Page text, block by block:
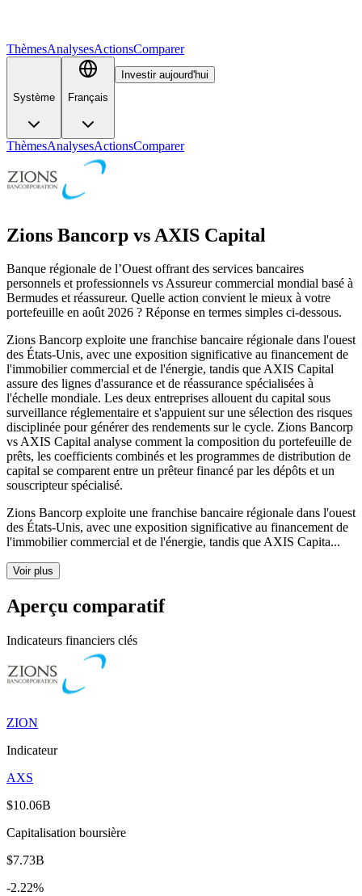
ThèmesAnalysesActionsComparer
Système Français
Investir aujourd'hui
ThèmesAnalysesActionsComparer
Zions Bancorp vs AXIS Capital
Banque régionale de l’Ouest offrant des services bancaires
personnels et professionnels vs Assureur commercial mondial basé à
Bermudes et réassureur. Quelle action convient le mieux à votre
portefeuille en août 2026 ? Réponse en termes simples ci-dessous.
Zions Bancorp exploite une franchise bancaire régionale dans l'ouest
des États-Unis, avec une exposition significative au financement de
l'immobilier commercial et de l'énergie, tandis que AXIS Capital
assure des lignes d'assurance et de réassurance spécialisées à
l'échelle mondiale. Les deux entreprises allouent du capital sous
surveillance réglementaire et s'appuient sur une sélection des risques
disciplinée pour générer des rendements sur le cycle. Zions Bancorp
vs AXIS Capital analyse comment la composition du portefeuille de
prêts, les coefficients combinés et les programmes de distribution de
capital se comparent entre un prêteur financé par les dépôts et un
souscripteur spécialisé.
Zions Bancorp exploite une franchise bancaire régionale dans l'ouest
des États-Unis, avec une exposition significative au financement de
l'immobilier commercial et de l'énergie, tandis que AXIS Capita...
Voir plus
Aperçu comparatif
Indicateurs financiers clés
ZION
Indicateur
AXS
$10.06B
Capitalisation boursière
$7.73B
-2.22%